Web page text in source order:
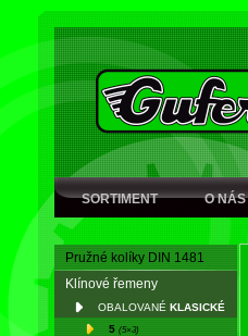
SORTIMENT O NÁS
Pružné kolíky DIN 1481
Klínové řemeny
OBALOVANÉ KLASICKÉ
5 (5×3)